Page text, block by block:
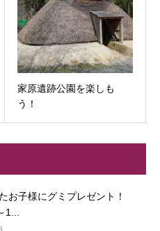
家原遺跡公園を楽しも
う！
お子様にグミプレゼント！
1...